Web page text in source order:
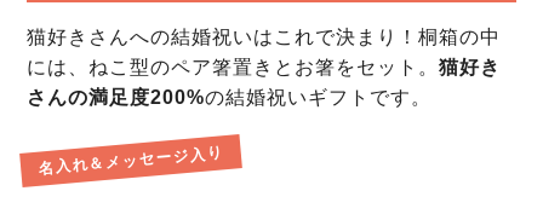
猫好きさんへの結婚祝いはこれで決まり！桐箱の中
には、ねこ型のペア箸置きとお箸をセット。猫好き
さんの満足度200%の結婚祝いギフトです。
名入れ＆メッセージ入り